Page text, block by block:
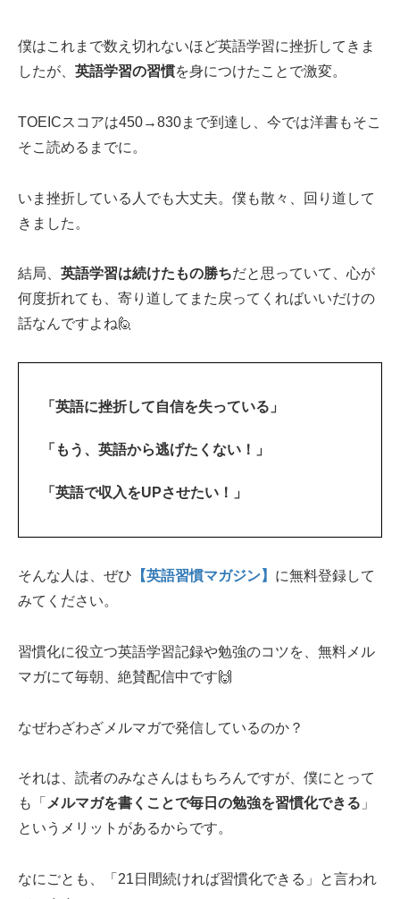
僕はこれまで数え切れないほど英語学習に挫折してきま
したが、 英語学習の習慣を身につけたことで激変。
TOEICスコアは450→830まで到達し、今では洋書もそこ
そこ読めるまでに。
いま挫折している人でも大丈夫。僕も散々、回り道して
きました。
結局、 英語学習は続けたもの勝ちだと思っていて、心が
何度折れても、寄り道してまた戻ってくればいいだけの
話なんですよね🙋‍
「英語に挫折して自信を失っている」
「もう、英語から逃げたくない！」
「英語で収入をUPさせたい！」
そんな人は、ぜひ 【英語習慣マガジン】 に無料登録して
みてください。
習慣化に役立つ英語学習記録や勉強のコツを、無料メル
マガにて毎朝、絶賛配信中です🙌
なぜわざわざメルマガで発信しているのか？
それは、読者のみなさんはもちろんですが、僕にとって
も「 メルマガを書くことで毎日の勉強を習慣化できる 」
というメリットがあるからです。
なにごとも、「21日間続ければ習慣化できる」と言われ